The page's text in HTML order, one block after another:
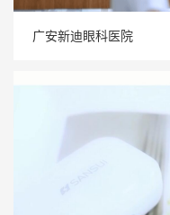
广安新迪眼科医院
广安新迪眼科医院